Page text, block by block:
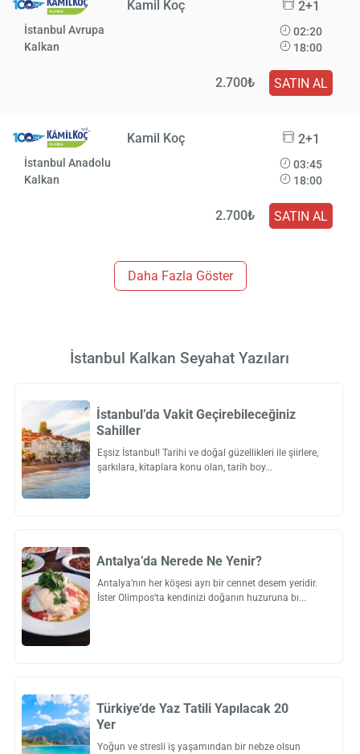
Kamil Koç 2+1
İstanbul Avrupa
Kalkan
02:20
18:00
2.700₺ SATIN AL
Kamil Koç 2+1
İstanbul Anadolu
Kalkan
03:45
18:00
2.700₺ SATIN AL
Daha Fazla Göster
İstanbul Kalkan Seyahat Yazıları
İstanbul’da Vakit Geçirebileceğiniz
Sahiller
Eşsiz İstanbul! Tarihi ve doğal güzellikleri ile şiirlere,
şarkılara, kitaplara konu olan, tarih boy
Antalya’da Nerede Ne Yenir?
Antalya’nın her köşesi ayrı bir cennet desem yeridir.
İster Olimpos’ta kendinizi doğanın huzuruna bı
Türkiye’de Yaz Tatili Yapılacak 20
Yer
Yoğun ve stresli iş yaşamından bir nebze olsun